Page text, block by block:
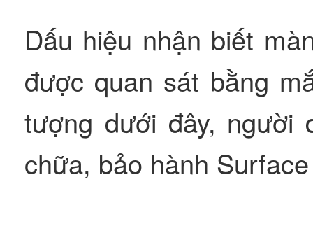
Dấu hiệu nhận biết
được quan sát bằng
tượng dưới đây, người
chữa, bảo hành